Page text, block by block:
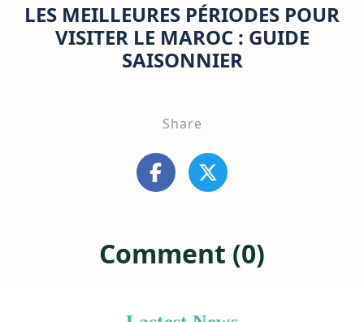
LES MEILLEURES PÉRIODES POUR
VISITER LE MAROC : GUIDE
SAISONNIER
Share
Comment (0)